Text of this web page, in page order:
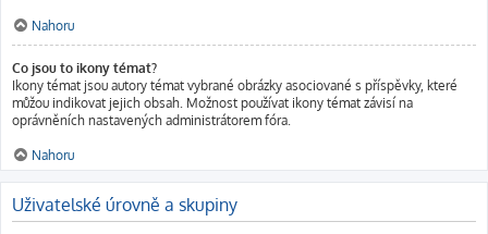
Nahoru
Co jsou to ikony témat?
Ikony témat jsou autory témat vybrané obrázky asociované s příspěvky, které
můžou indikovat jejich obsah. Možnost používat ikony témat závisí na
oprávněních nastavených administrátorem fóra.
Nahoru
Uživatelské úrovně a skupiny